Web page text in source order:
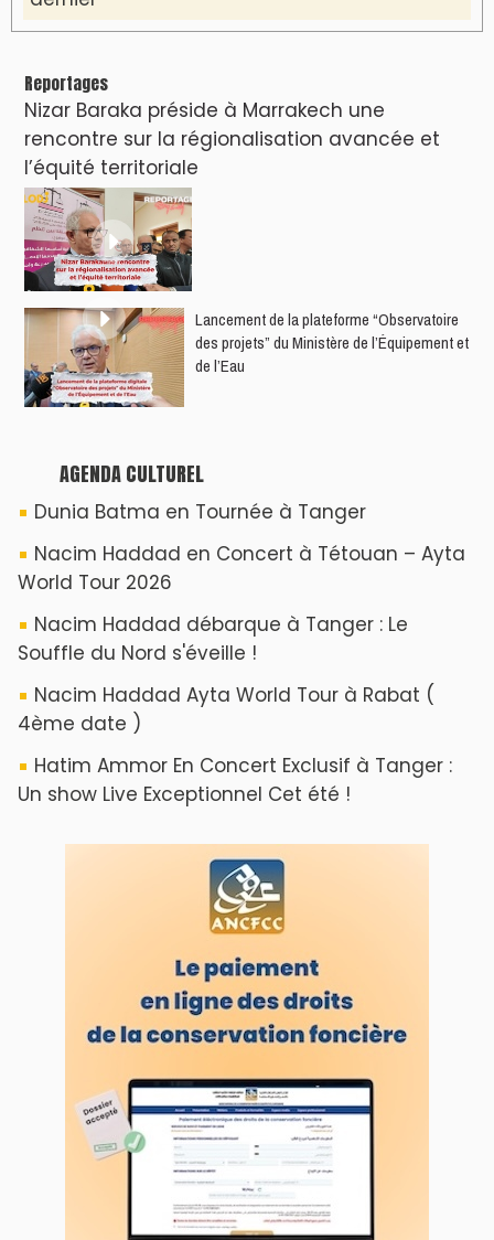
Reportages
Nizar Baraka préside à Marrakech une
rencontre sur la régionalisation avancée et
l’équité territoriale
​Lancement de la plateforme “Observatoire
des projets” du Ministère de l’Équipement et
de l’Eau
AGENDA CULTUREL
Dunia Batma en Tournée à Tanger
Nacim Haddad en Concert à Tétouan – Ayta
World Tour 2026
Nacim Haddad débarque à Tanger : Le
Souffle du Nord s'éveille !
Nacim Haddad Ayta World Tour à Rabat (
4ème date )
Hatim Ammor En Concert Exclusif à Tanger :
Un show Live Exceptionnel Cet été !